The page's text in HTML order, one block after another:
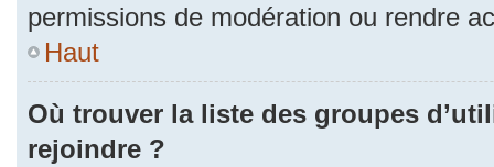
permissions de modération ou rendre
Haut
Où trouver la liste des groupes
rejoindre ?